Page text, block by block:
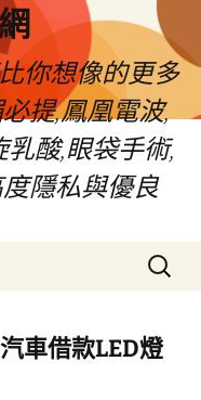
你想像的更多
提,鳳凰電波,
酸,眼袋手術,
隱私與優良
搜
尋
鍵
字:
車借款LED燈